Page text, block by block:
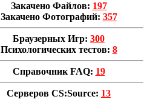
Закачено Файлов: 197
Закачено Фотографий: 357
Браузерных Игр: 300
Психологических тестов: 8
Справочник FAQ: 19
Серверов CS:Source: 13